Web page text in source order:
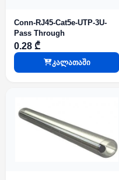
Conn-RJ45-Cat5e-UTP-3U-
Pass Through
0.28 ₾
კალათაში